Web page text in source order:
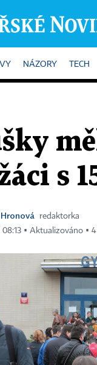
NÁZORY TECH
s
redaktorka
08:13 ▪ Aktualizováno ▪